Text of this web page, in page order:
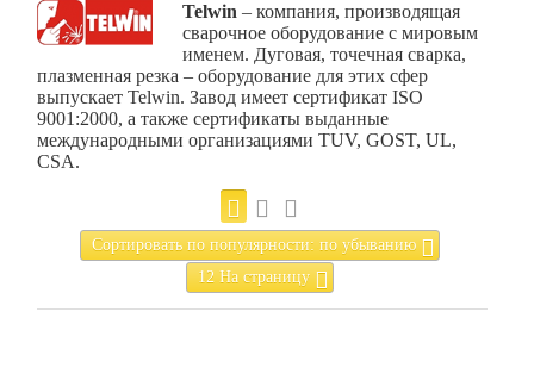
Telwin – компания, производящая
сварочное оборудование с мировым
именем. Дуговая, точечная сварка,
плазменная резка – оборудование для этих сфер
выпускает Telwin. Завод имеет сертификат ISO
9001:2000, а также сертификаты выданные
международными организациями TUV, GOST, UL,
CSA.
Сортировать по популярности: по убыванию
12 На страницу